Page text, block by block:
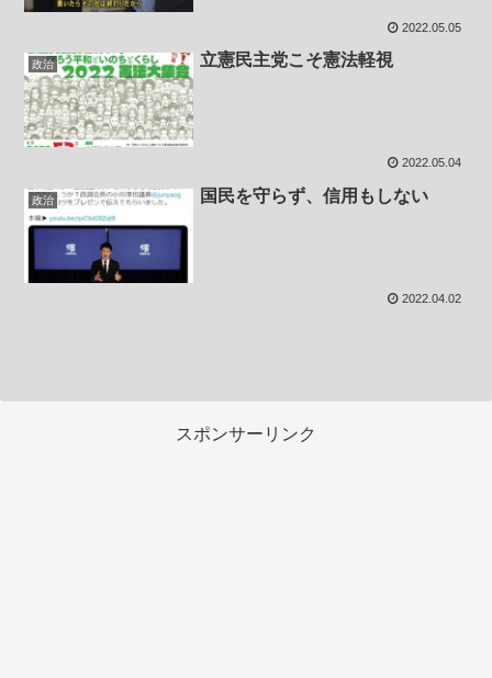
2022.05.05
政治 立憲民主党こそ憲法軽視
2022.05.04
政治 国民を守らず、信用もしない
2022.04.02
スポンサーリンク